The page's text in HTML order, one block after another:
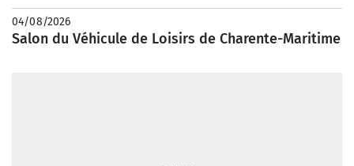
04/08/2026
Salon du Véhicule de Loisirs de Charente-Maritime